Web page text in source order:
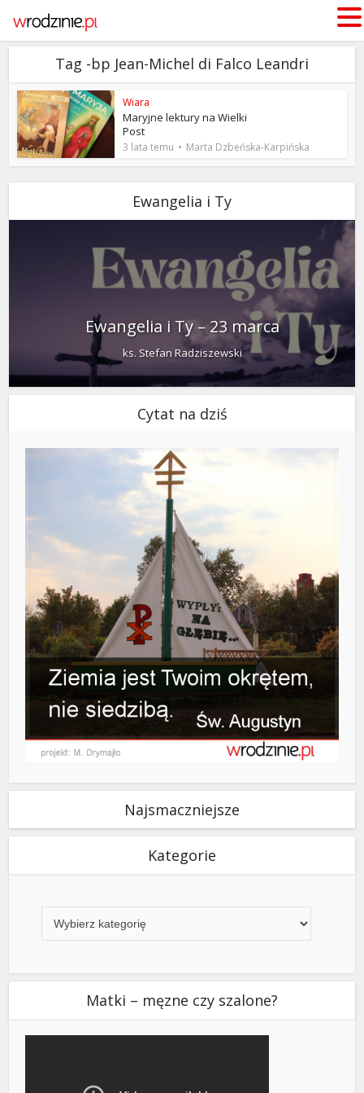
Tag -bp Jean-Michel di Falco Leandri
Wiara
Maryjne lektury na Wielki
Post
3 lata temu Marta Dzbeńska-Karpińska
Ewangelia i Ty
Ewangelia i Ty – 23 marca
ks. Stefan Radziszewski
Cytat na dziś
Najsmaczniejsze
Kategorie
Matki – męzne czy szalone?